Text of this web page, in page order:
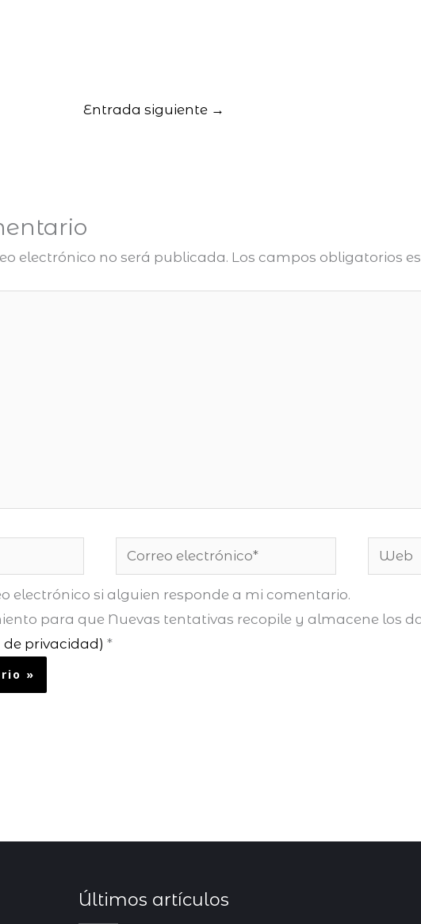
Entrada siguiente →
electrónico no será publicada. Los campos obligatorios
Correo
electrónico*
Web
electrónico si alguien responde a mi comentario.
para que Nuevas tentativas recopile y almacene los
de privacidad) *
Últimos artículos